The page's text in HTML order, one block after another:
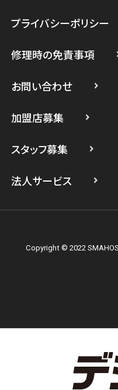
スマホスピタル たま
スマホスピタル 登戸
スマホスピタル 武蔵
スマホスピタル テル
プライバシーポリシー
修理時の免責事項
お問い合わせ
加盟店募集
スタッフ募集
法人サービス
Copyright © 2022